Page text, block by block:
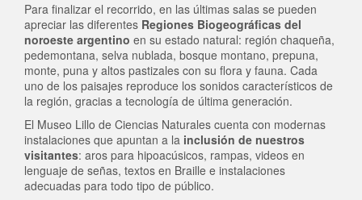
Para finalizar el recorrido, en las últimas salas se pueden
apreciar las diferentes Regiones Biogeográficas del
noroeste argentino en su estado natural: región chaqueña,
pedemontana, selva nublada, bosque montano, prepuna,
monte, puna y altos pastizales con su flora y fauna. Cada
uno de los paisajes reproduce los sonidos característicos de
la región, gracias a tecnología de última generación.
El Museo Lillo de Ciencias Naturales cuenta con modernas
instalaciones que apuntan a la inclusión de nuestros
visitantes: aros para hipoacúsicos, rampas, videos en
lenguaje de señas, textos en Braille e instalaciones
adecuadas para todo tipo de público.